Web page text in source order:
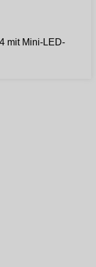
mit Mini-LED-